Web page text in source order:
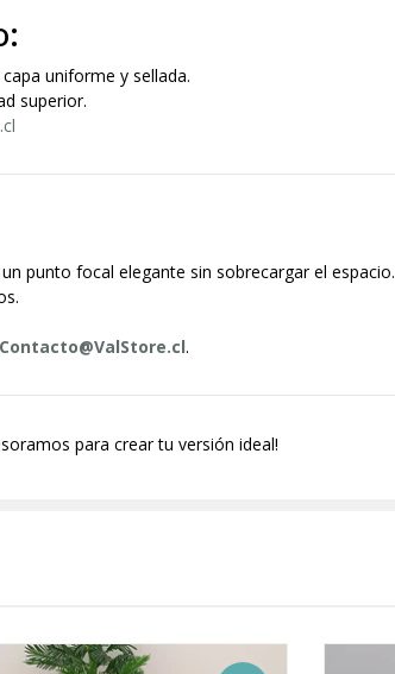
uniforme y sellada.
superior.
punto focal elegante sin sobrecargar el espacio.
Contacto@ValStore.cl.
para crear tu versión ideal!